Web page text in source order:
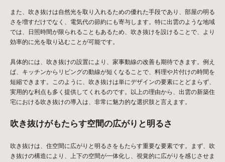
また、吹き抜けは自然光を取り入れるための優れた手段であり、部屋の明る
さを増すだけでなく、電気代の節約にも寄与します。特に出雲のような地域
では、日照時間が限られることもあるため、吹き抜けを設けることで、より
効率的に光を取り込むことが可能です。
具体的には、吹き抜けの設置により、家事動線の改善も期待できます。例え
ば、キッチンからリビングの動線が短くなることで、料理や片付けの時間を
短縮できます。このように、吹き抜けは単にデザインの要素にとどまらず、
実用的な利点も多く提供してくれるのです。以上の理由から、出雲の新築住
宅における吹き抜けの導入は、非常に魅力的な選択肢と言えます。
吹き抜けがもたらす空間の広がりと明るさ
吹き抜けは、住空間に広がりと明るさをもたらす重要な要素です。まず、吹
き抜けの構造により、上下の空間が一体化し、視覚的に広がりを感じさせま